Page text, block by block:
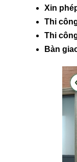
Xin
Thi
Thi
Bàn